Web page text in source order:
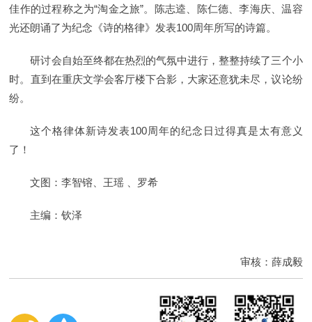
佳作的过程称之为“淘金之旅”。陈志逵、陈仁德、李海庆、温容
光还朗诵了为纪念《诗的格律》发表100周年所写的诗篇。
研讨会自始至终都在热烈的气氛中进行，整整持续了三个小
时。直到在重庆文学会客厅楼下合影，大家还意犹未尽，议论纷
纷。
这个格律体新诗发表100周年的纪念日过得真是太有意义
了！
文图：李智镕、王瑶 、罗希
主编：钦泽
审核：薛成毅